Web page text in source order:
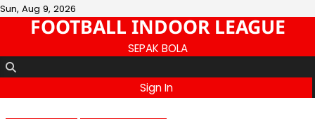
Skip
Sun, Aug 9, 2026
FOOTBALL INDOOR LEAGUE
SEPAK BOLA
Sign In